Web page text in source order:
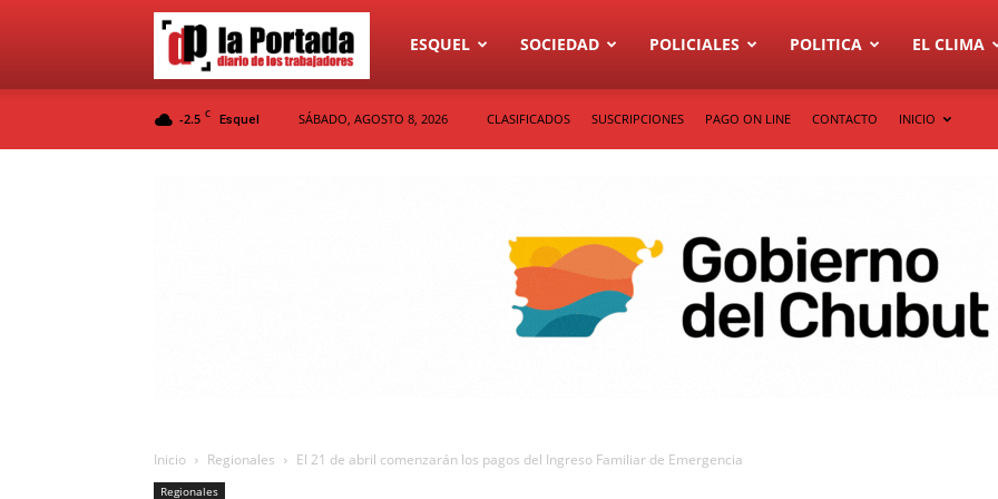
Diario
ESQUEL SOCIEDAD POLICIALES POLITICA EL CLIMA
-2.5 C Esquel SÁBADO, AGOSTO 8, 2026 CLASIFICADOS SUSCRIPCIONES PAGO ON LINE CONTACTO INICIO
Inicio Regionales El 21 de abril comenzarán los pagos del Ingreso Familiar de Emergencia
Regionales